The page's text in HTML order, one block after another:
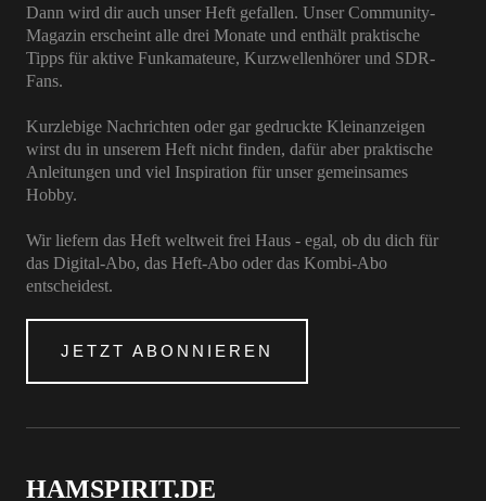
Dann wird dir auch unser Heft gefallen. Unser Community-
Magazin erscheint alle drei Monate und enthält praktische
Tipps für aktive Funkamateure, Kurzwellenhörer und SDR-
Fans.
Kurzlebige Nachrichten oder gar gedruckte Kleinanzeigen
wirst du in unserem Heft nicht finden, dafür aber praktische
Anleitungen und viel Inspiration für unser gemeinsames
Hobby.
Wir liefern das Heft weltweit frei Haus - egal, ob du dich für
das Digital-Abo, das Heft-Abo oder das Kombi-Abo
entscheidest.
JETZT ABONNIEREN
HAMSPIRIT.DE